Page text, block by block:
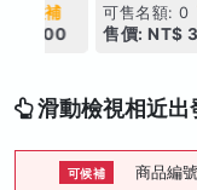
可候補
30,800
可售名額: 0
售價: NT$
滑動檢視相近出
可候補 商品編